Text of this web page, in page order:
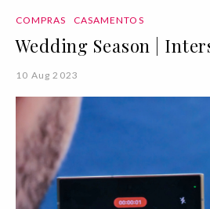
COMPRAS CASAMENTOS
Wedding Season |
10 Aug 2023